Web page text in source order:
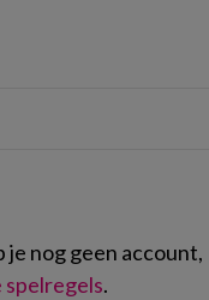
je nog geen account,
spelregels.